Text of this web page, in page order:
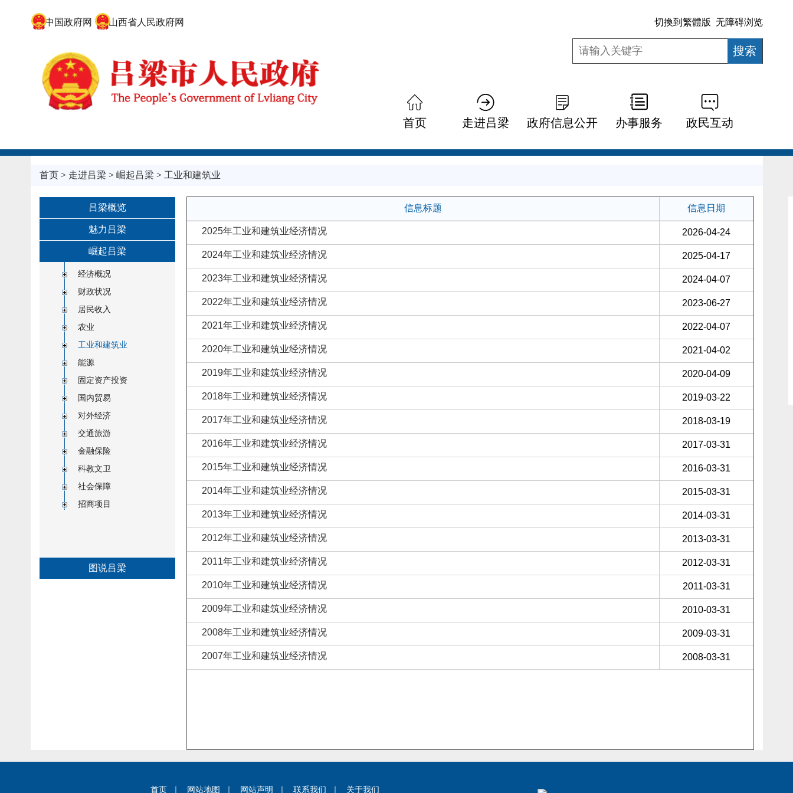
中国政府网 山西省人民政府网 切換到繁體版 无障碍浏览
首页 走进吕梁 政府信息公开 办事服务 政民互动
首页> 走进吕梁 > 崛起吕梁 > 工业和建筑业
吕梁概览
魅力吕梁
崛起吕梁
经济概况
财政状况
居民收入
农业
工业和建筑业
能源
固定资产投资
国内贸易
对外经济
交通旅游
金融保险
科教文卫
社会保障
招商项目
图说吕梁
信息标题 信息日期
2025年工业和建筑业经济情况 2026-04-24
2024年工业和建筑业经济情况 2025-04-17
2023年工业和建筑业经济情况 2024-04-07
2022年工业和建筑业经济情况 2023-06-27
2021年工业和建筑业经济情况 2022-04-07
2020年工业和建筑业经济情况 2021-04-02
2019年工业和建筑业经济情况 2020-04-09
2018年工业和建筑业经济情况 2019-03-22
2017年工业和建筑业经济情况 2018-03-19
2016年工业和建筑业经济情况 2017-03-31
2015年工业和建筑业经济情况 2016-03-31
2014年工业和建筑业经济情况 2015-03-31
2013年工业和建筑业经济情况 2014-03-31
2012年工业和建筑业经济情况 2013-03-31
2011年工业和建筑业经济情况 2012-03-31
2010年工业和建筑业经济情况 2011-03-31
2009年工业和建筑业经济情况 2010-03-31
2008年工业和建筑业经济情况 2009-03-31
2007年工业和建筑业经济情况 2008-03-31
首页 ｜ 网站地图 ｜ 网站声明 ｜ 联系我们 ｜ 关于我们